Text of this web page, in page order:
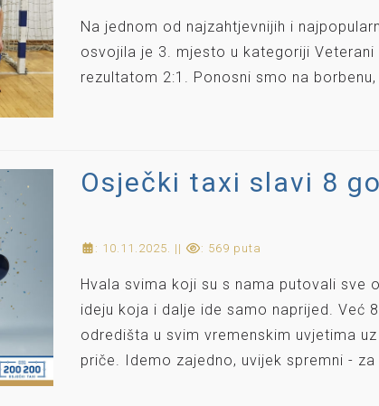
Na jednom od najzahtjevnijih i
osvojila je 3. mjesto u kategoriji Veterani
rezultatom 2:1. Ponosni smo na
Osječki taxi slavi 8
: 10.11.2025. || : 569 puta
Hvala svima koji su s nama putovali sve
ideju koja i dalje ide samo naprijed. Već
odredišta u svim vremenskim uvjetima
priče. Idemo zajedno, uvijek spremni -